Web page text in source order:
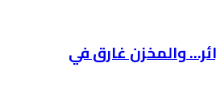
والمخزن غارق في